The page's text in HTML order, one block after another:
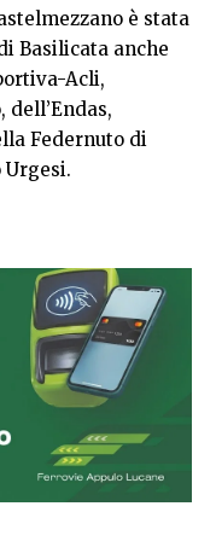
è stata
Basilicata anche
Acli,
Federnuto di
Urgesi.